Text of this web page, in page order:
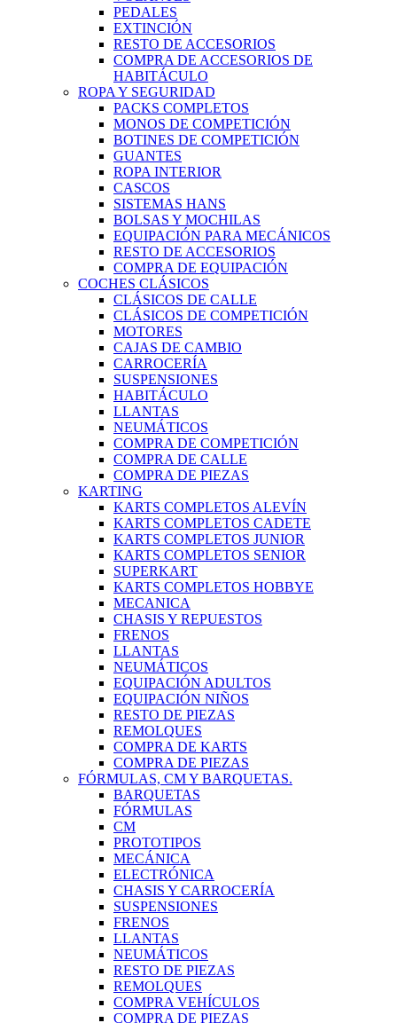
PEDALES
EXTINCIÓN
RESTO DE ACCESORIOS
COMPRA DE ACCESORIOS DE
HABITÁCULO
ROPA Y SEGURIDAD
PACKS COMPLETOS
MONOS DE COMPETICIÓN
BOTINES DE COMPETICIÓN
GUANTES
ROPA INTERIOR
CASCOS
SISTEMAS HANS
BOLSAS Y MOCHILAS
EQUIPACIÓN PARA MECÁNICOS
RESTO DE ACCESORIOS
COMPRA DE EQUIPACIÓN
COCHES CLÁSICOS
CLÁSICOS DE CALLE
CLÁSICOS DE COMPETICIÓN
MOTORES
CAJAS DE CAMBIO
CARROCERÍA
SUSPENSIONES
HABITÁCULO
LLANTAS
NEUMÁTICOS
COMPRA DE COMPETICIÓN
COMPRA DE CALLE
COMPRA DE PIEZAS
KARTING
KARTS COMPLETOS ALEVÍN
KARTS COMPLETOS CADETE
KARTS COMPLETOS JUNIOR
KARTS COMPLETOS SENIOR
SUPERKART
KARTS COMPLETOS HOBBYE
MECANICA
CHASIS Y REPUESTOS
FRENOS
LLANTAS
NEUMÁTICOS
EQUIPACIÓN ADULTOS
EQUIPACIÓN NIÑOS
RESTO DE PIEZAS
REMOLQUES
COMPRA DE KARTS
COMPRA DE PIEZAS
FÓRMULAS, CM Y BARQUETAS.
BARQUETAS
FÓRMULAS
CM
PROTOTIPOS
MECÁNICA
ELECTRÓNICA
CHASIS Y CARROCERÍA
SUSPENSIONES
FRENOS
LLANTAS
NEUMÁTICOS
RESTO DE PIEZAS
REMOLQUES
COMPRA VEHÍCULOS
COMPRA DE PIEZAS